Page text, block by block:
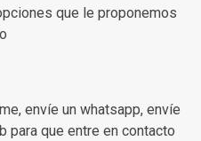
que le proponemos
envíe un whatsapp, envíe
para que entre en contacto